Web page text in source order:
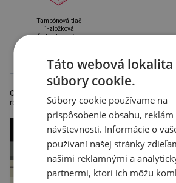
Tampónová tlač
1-zložková
farba, balené v
Cestovné púzdro na doklady s viacerými
rozmer 13 x 24,5 x 2,2 cm
Táto webová lokalita
súbory cookie.
Súbory cookie používame na
prispôsobenie obsahu, reklám
návštevnosti. Informácie o
používaní našej stránky
našimi reklamnými a
partnermi, ktorí ich môžu